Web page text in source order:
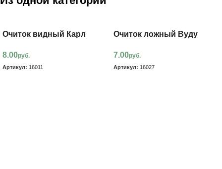
Очиток видный Карл
8.00руб.
Артикул: 16011
Очиток ложный Вуду
7.00руб.
Артикул: 16027